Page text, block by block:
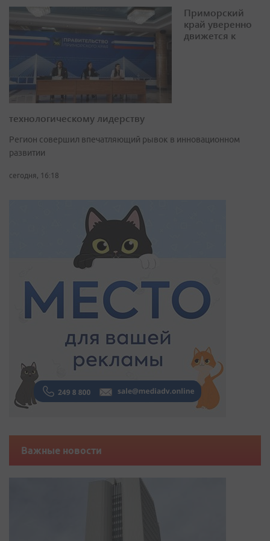
Приморский
край уверенно
движется к
технологическому лидерству
Регион совершил впечатляющий рывок в инновационном
развитии
сегодня, 16:18
Важные новости